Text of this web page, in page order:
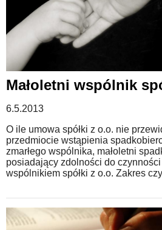
Małoletni wspólnik
6.5.2013
O ile umowa spółki z o.o. nie
przedmiocie wstąpienia
zmarłego wspólnika, małoletni
posiadający zdolności do
wspólnikiem spółki z o.o. Zakres